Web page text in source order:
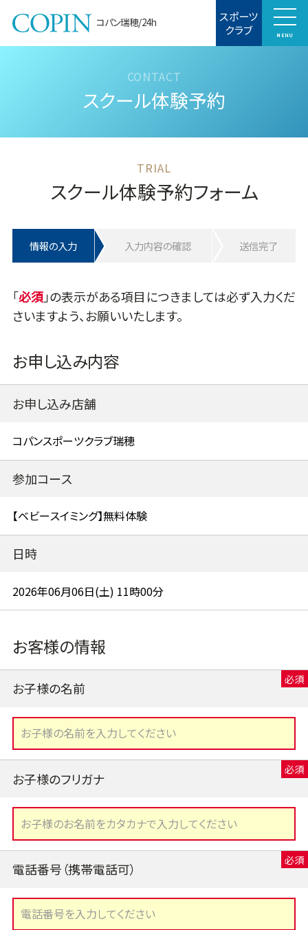
コパン瑞穂/24h スポーツ
クラブ MENU
スクール体験予約
スクール体験予約フォーム
情報の入力 入力内容の確認 送信完了
「
」の表示がある項目につきましては必ず入力くだ
さいますよう、お願いいたします。
お申し込み内容
お申し込み店舗
参加コース
日時
お客様の情報
お子様の名前
お子様のフリガナ
電話番号（携帯電話可）